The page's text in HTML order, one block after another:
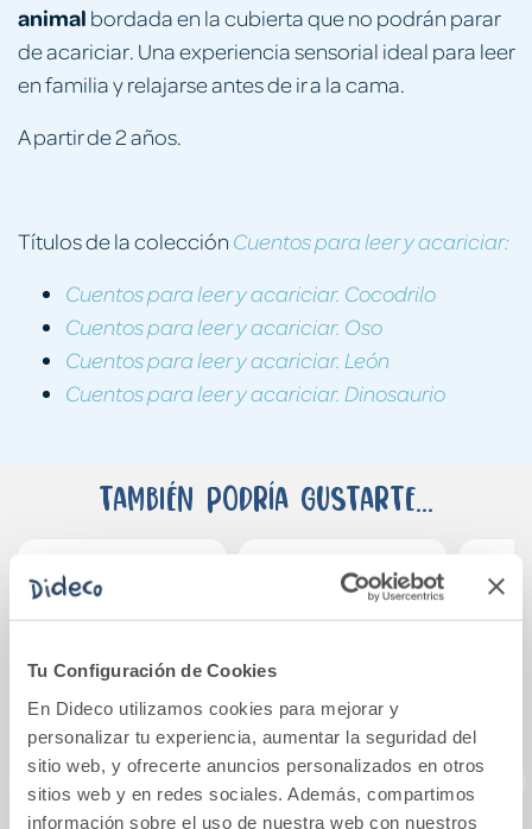
Tu Configuración de Cookies
En Dideco utilizamos cookies para mejorar y
personalizar tu experiencia, aumentar la seguridad del
sitio web, y ofrecerte anuncios personalizados en otros
sitios web y en redes sociales. Además, compartimos
información sobre el uso de nuestra web con nuestros
animal bordada en la cubierta que no podrán parar
de acariciar. Una experiencia sensorial ideal para leer
en familia y relajarse antes de ir a la cama.
A partir de 2 años.
Títulos de la colección Cuentos para leer y acariciar:
Cuentos para leer y acariciar. Cocodrilo
Cuentos para leer y acariciar. Oso
Cuentos para leer y acariciar. León
Cuentos para leer y acariciar. Dinosaurio
También podría gustarte...